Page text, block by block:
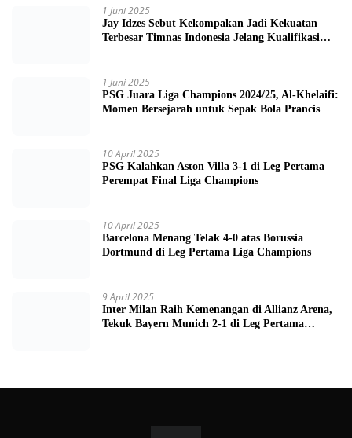
1 Juni 2025
Jay Idzes Sebut Kekompakan Jadi Kekuatan
Terbesar Timnas Indonesia Jelang Kualifikasi
1 Juni 2025
PSG Juara Liga Champions 2024/25, Al-Khelaifi:
Momen Bersejarah untuk Sepak Bola Prancis
10 April 2025
PSG Kalahkan Aston Villa 3-1 di Leg Pertama
Perempat Final Liga Champions
10 April 2025
Barcelona Menang Telak 4-0 atas Borussia
Dortmund di Leg Pertama Liga Champions
9 April 2025
Inter Milan Raih Kemenangan di Allianz Arena,
Tekuk Bayern Munich 2-1 di Leg Pertama